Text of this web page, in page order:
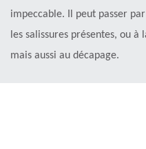
impeccable. Il peut passer
les salissures présentes, ou à
mais aussi au décapage.